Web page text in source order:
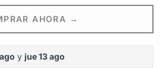
AHORA →
y jue 13 ago